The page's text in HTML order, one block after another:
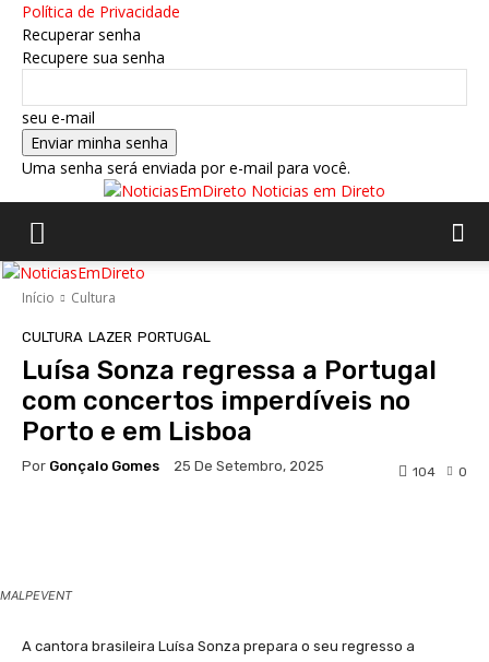
Política de Privacidade
Recuperar senha
Recupere sua senha
seu e-mail
Uma senha será enviada por e-mail para você.
Noticias em Direto
Início Cultura
CULTURA LAZER PORTUGAL
Luísa Sonza regressa a Portugal
com concertos imperdíveis no
Porto e em Lisboa
Por Gonçalo Gomes 25 De Setembro, 2025 0
104
MALPEVENT
A cantora brasileira Luísa Sonza prepara o seu regresso a